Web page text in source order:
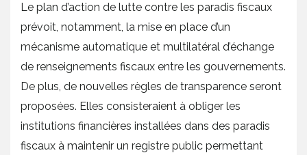
Le plan d’action de lutte contre les paradis fiscaux
prévoit, notamment, la mise en place d’un
mécanisme automatique et multilatéral d’échange
de renseignements fiscaux entre les gouvernements.
De plus, de nouvelles règles de transparence seront
proposées. Elles consisteraient à obliger les
institutions financières installées dans des paradis
fiscaux à maintenir un registre public permettant